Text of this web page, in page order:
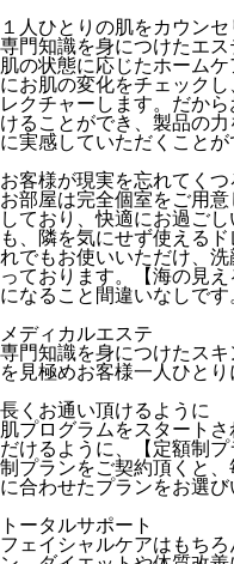
１人ひとりの肌をカウン
専門知識を身につけたエ
肌の状態に応じたホーム
にお肌の変化をチェック
レクチャーします。だか
けることができ、製品の
に実感していただくことが
お客様が現実を忘れてくつ
お部屋は完全個室をご用
しており、快適にお過ご
も、隣を気にせず使える
れでもお使いいただけ、
っております。【海の見
になること間違いなしです
メディカルエステ
専門知識を身につけたス
を見極めお客様一人ひと
長くお通い頂けるように
肌プログラムをスタート
だけるように、【定額制
制プランをご契約頂くと
に合わせたプランをお選び
トータルサポート
フェイシャルケアはもち